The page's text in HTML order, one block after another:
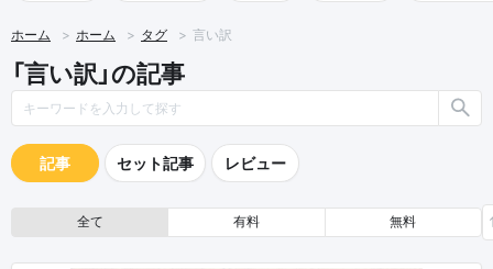
ホーム ホーム タグ 言い訳
「言い訳」の記事
記事 セット記事 レビュー
全て 有料 無料